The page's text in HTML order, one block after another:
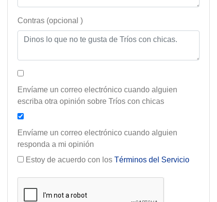
Contras (opcional )
Envíame un correo electrónico cuando alguien
escriba otra opinión sobre Tríos con chicas
Envíame un correo electrónico cuando alguien
responda a mi opinión
Estoy de acuerdo con los Términos del Servicio